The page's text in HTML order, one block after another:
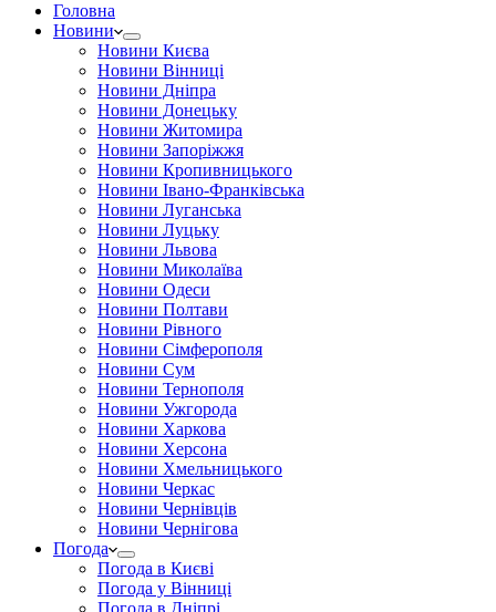
Головна
Новини
Новини Києва
Новини Вінниці
Новини Дніпра
Новини Донецьку
Новини Житомира
Новини Запоріжжя
Новини Кропивницького
Новини Івано-Франківська
Новини Луганська
Новини Луцьку
Новини Львова
Новини Миколаїва
Новини Одеси
Новини Полтави
Новини Рівного
Новини Сімферополя
Новини Сум
Новини Тернополя
Новини Ужгорода
Новини Харкова
Новини Херсона
Новини Хмельницького
Новини Черкас
Новини Чернівців
Новини Чернігова
Погода
Погода в Києві
Погода у Вінниці
Погода в Дніпрі